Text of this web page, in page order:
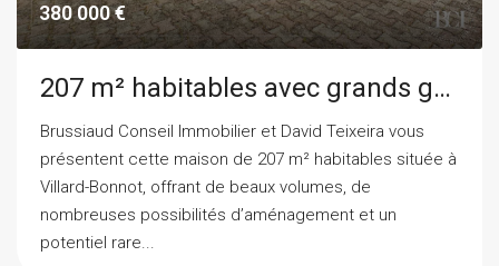
380 000 €
207 m² habitables avec grands garages : une maison aux multiples possibilités à Villard-Bonnot
Brussiaud Conseil Immobilier et David Teixeira vous
présentent cette maison de 207 m² habitables située à
Villard-Bonnot, offrant de beaux volumes, de
nombreuses possibilités d’aménagement et un
potentiel rare...